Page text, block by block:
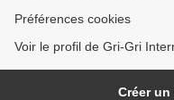
Préférences cookies
Voir le profil de Gri-Gri
Créer